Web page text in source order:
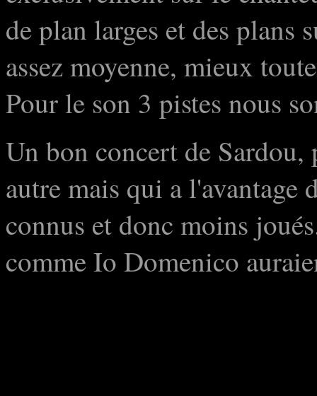
de plan larges et des plans
assez moyenne, mieux
Pour le son 3 pistes nous
Un bon concert de
autre mais qui a l'avantage
connus et donc moins
comme Io Domenico